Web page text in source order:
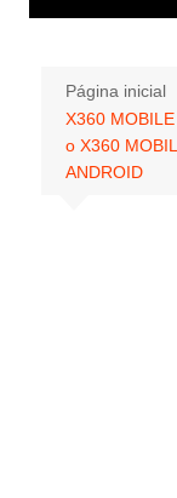
Página inicial
X360
o X360
ANDROID